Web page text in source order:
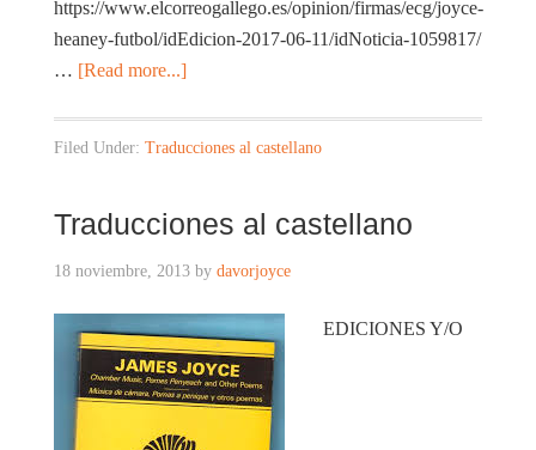
https://www.elcorreogallego.es/opinion/firmas/ecg/joyce-
heaney-futbol/idEdicion-2017-06-11/idNoticia-1059817/
… [Read more...]
Filed Under: Traducciones al castellano
Traducciones al castellano
18 noviembre, 2013by davorjoyce
EDICIONES Y/O